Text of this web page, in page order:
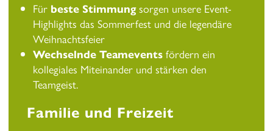
Für beste Stimmungsorgen unsere Event-
Highlights das Sommerfest und die legendäre
Weihnachtsfeier
Wechselnde Teamevents fördern ein
kollegiales Miteinander und stärken den
Teamgeist.
Familie und Freizeit